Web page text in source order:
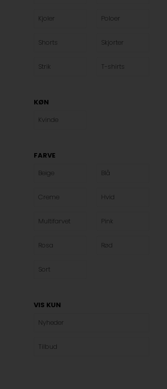
Kjoler Poloer
Shorts Skjorter
Strik T-shirts
KØN
Kvinde
FARVE
Beige
Blå
Creme Hvid
Multifarvet Pink
Rosa Rød
Sort
VIS KUN
Nyheder
Tilbud